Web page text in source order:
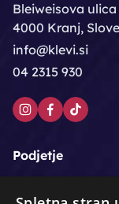
Bleiweisova ulica
4000 Kranj,
info@klevi.si
04 2315 930
Podjetje
Moj račun